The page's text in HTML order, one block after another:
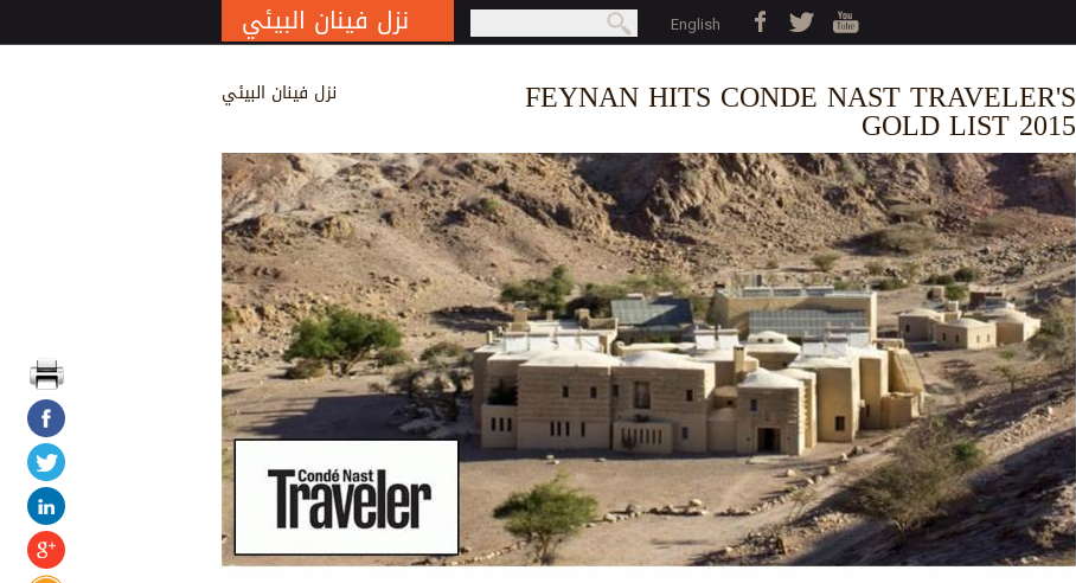
Jump to navigation نزل فينان البيئي
Search form
بحث English
FEYNAN HITS CONDE NAST TRAVELER'S
GOLD LIST 2015
نزل فينان البيئي